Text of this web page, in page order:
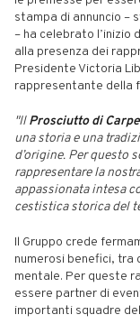
stampa di annuncio –
– ha celebrato l’inizio
alla presenza dei
Presidente Victoria
rappresentante della
"IlProsciutto di
una storia e una
d’origine. Per questo
rappresentare la
appassionata intesa
cestistica storica del
Il Gruppo crede
numerosi benefici, tra
mentale. Per queste
essere partner di
importanti squadre